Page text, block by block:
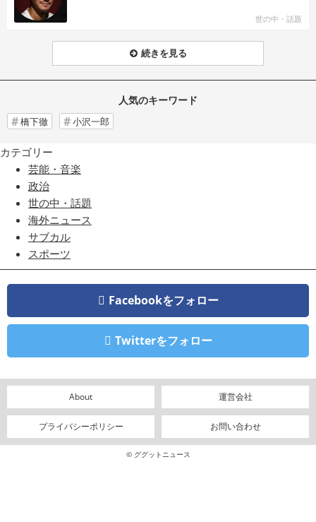
世の中・話題
続きを見る
人気のキーワード
橋下徹 小沢一郎
カテゴリー
芸能・音楽
政治
世の中・話題
海外ニュース
サブカル
スポーツ
Facebookをフォロー
Twitterをフォロー
About 運営会社
プライバシーポリシー お問い合わせ
© ググットニュース